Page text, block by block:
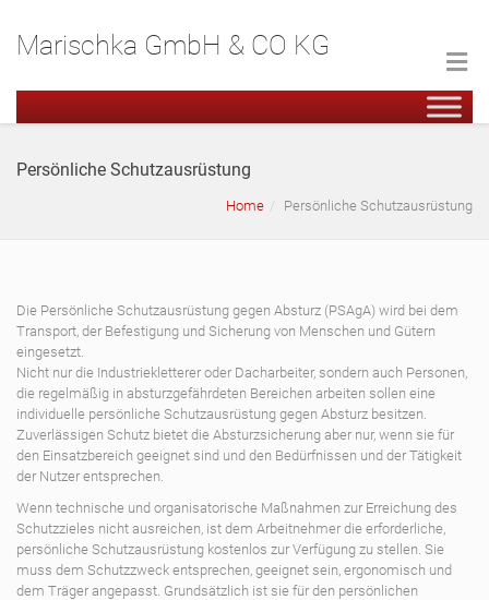
Marischka GmbH & CO KG
Persönliche Schutzausrüstung
Home Persönliche Schutzausrüstung
Die Persönliche Schutzausrüstung gegen Absturz (PSAgA) wird bei dem
Transport, der Befestigung und Sicherung von Menschen und Gütern
eingesetzt.
Nicht nur die Industriekletterer oder Dacharbeiter, sondern auch Personen,
die regelmäßig in absturzgefährdeten Bereichen arbeiten sollen eine
individuelle persönliche Schutzausrüstung gegen Absturz besitzen.
Zuverlässigen Schutz bietet die Absturzsicherung aber nur, wenn sie für
den Einsatzbereich geeignet sind und den Bedürfnissen und der Tätigkeit
der Nutzer entsprechen.
Wenn technische und organisatorische Maßnahmen zur Erreichung des
Schutzzieles nicht ausreichen, ist dem Arbeitnehmer die erforderliche,
persönliche Schutzausrüstung kostenlos zur Verfügung zu stellen. Sie
muss dem Schutzzweck entsprechen, geeignet sein, ergonomisch und
dem Träger angepasst. Grundsätzlich ist sie für den persönlichen